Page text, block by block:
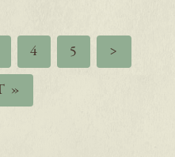
4 5
>
»